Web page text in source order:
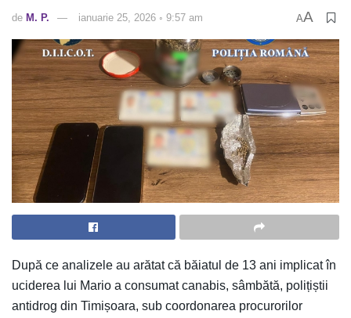
de M. P. ianuarie 25, 2026 ◦ 9:57 am AA
După ce analizele au arătat că băiatul de 13 ani implicat în
uciderea lui Mario a consumat canabis, sâmbătă, polițiștii
antidrog din Timișoara, sub coordonarea procurorilor